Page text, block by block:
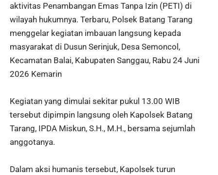
aktivitas Penambangan Emas Tanpa Izin (PETI) di
wilayah hukumnya. Terbaru, Polsek Batang Tarang
menggelar kegiatan imbauan langsung kepada
masyarakat di Dusun Serinjuk, Desa Semoncol,
Kecamatan Balai, Kabupaten Sanggau, Rabu 24 Juni
2026 Kemarin
Kegiatan yang dimulai sekitar pukul 13.00 WIB
tersebut dipimpin langsung oleh Kapolsek Batang
Tarang, IPDA Miskun, S.H., M.H., bersama sejumlah
anggotanya.
Dalam aksi humanis tersebut, Kapolsek turun